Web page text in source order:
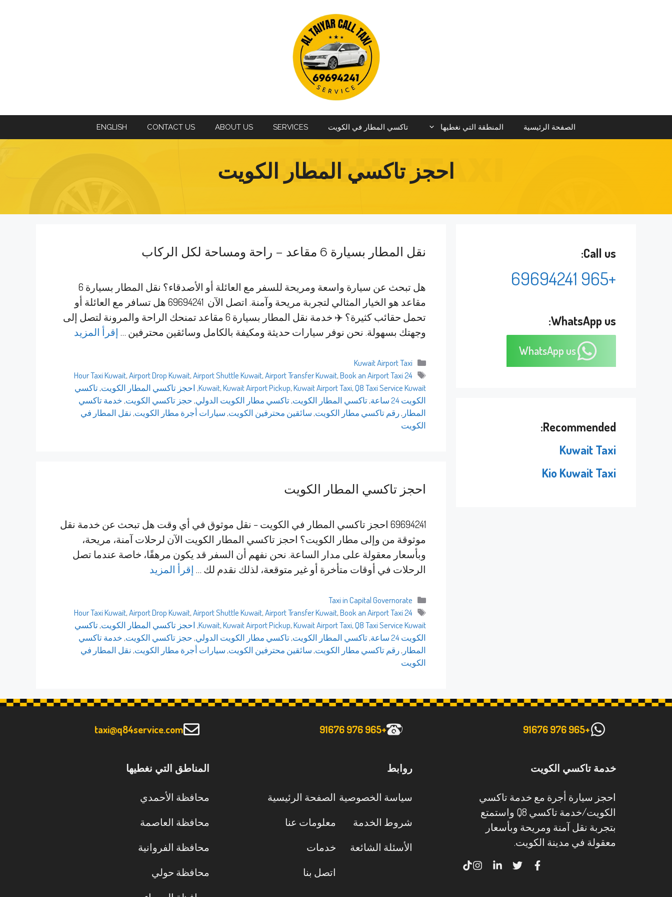
الصفحة الرئيسية المنطقة التي نغطيها تاكسي المطار في الكويت SERVICES
ABOUT US
CONTACT US
ENGLISH
احجز تاكسي المطار الكويت
نقل المطار بسيارة 6 مقاعد – راحة ومساحة لكل الركاب
هل تبحث عن سيارة واسعة ومريحة للسفر مع العائلة أو الأصدقاء؟ نقل المطار بسيارة 6
مقاعد هو الخيار المثالي لتجربة مريحة وآمنة. اتصل الآن 69694241 هل تسافر مع العائلة أو
تحمل حقائب كثيرة؟ ✈️ خدمة نقل المطار بسيارة 6 مقاعد تمنحك الراحة والمرونة لتصل إلى
وجهتك بسهولة. نحن نوفر سيارات حديثة ومكيفة بالكامل وسائقين محترفين … إقرأ المزيد
التصنيفات
Kuwait Airport Taxi
الوسوم
24 Hour Taxi Kuwait
,Airport Drop Kuwait,Airport Shuttle Kuwait,Airport Transfer Kuwait,Book an Airport Taxi
Kuwait,Kuwait Airport Pickup,Kuwait Airport Taxi,Q8 Taxi Service Kuwait
,احجز تاكسي المطار الكويت,تاكسي
الكويت 24 ساعة
,تاكسي المطار الكويت,تاكسي مطار الكويت الدولي,حجز تاكسي الكويت,خدمة تاكسي
المطار ,رقم تاكسي مطار الكويت,سائقين محترفين الكويت,سيارات أجرة مطار الكويت,نقل المطار في
الكويت
احجز تاكسي المطار الكويت
69694241 احجز تاكسي المطار في الكويت – نقل موثوق في أي وقت هل تبحث عن خدمة نقل
موثوقة من وإلى مطار الكويت؟ احجز تاكسي المطار الكويت الآن لرحلات آمنة، مريحة،
وبأسعار معقولة على مدار الساعة. نحن نفهم أن السفر قد يكون مرهقًا، خاصة عندما تصل
الرحلات في أوقات متأخرة أو غير متوقعة، لذلك نقدم لك … إقرأ المزيد
التصنيفات
Taxi in Capital Governorate
الوسوم
24 Hour Taxi Kuwait
,Airport Drop Kuwait,Airport Shuttle Kuwait,Airport Transfer Kuwait,Book an Airport Taxi
Kuwait,Kuwait Airport Pickup,Kuwait Airport Taxi,Q8 Taxi Service Kuwait
,احجز تاكسي المطار الكويت,تاكسي
الكويت 24 ساعة
,تاكسي المطار الكويت,تاكسي مطار الكويت الدولي,حجز تاكسي الكويت,خدمة تاكسي
المطار ,رقم تاكسي مطار الكويت,سائقين محترفين الكويت,سيارات أجرة مطار الكويت,نقل المطار في
الكويت
Call us:
+965 69694241
WhatsApp us:
WhatsApp us
Recommended:
Kuwait Taxi
Kio Kuwait Taxi
+965 976 91676
+965 976 91676
taxi@q84service.com
خدمة تاكسي الكويت
احجز سيارة أجرة مع خدمة تاكسي
الكويت/خدمة تاكسي Q8 واستمتع
بتجربة نقل آمنة ومريحة وبأسعار
معقولة في مدينة الكويت.
روابط
سياسة الخصوصية
شروط الخدمة
الأسئلة الشائعة
الصفحة الرئيسية
معلومات عنا
خدمات
اتصل بنا
المناطق التي نغطيها
محافظة الأحمدي
محافظة العاصمة
محافظة الفروانية
محافظة حولي